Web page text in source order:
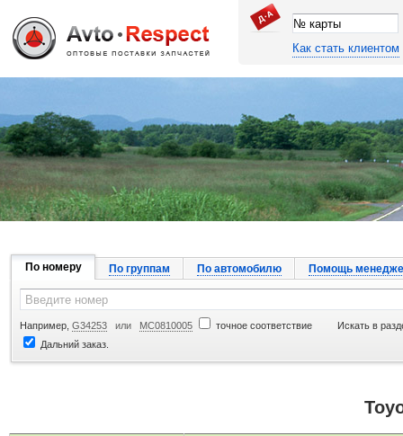
Джапан Авто
Как стать клиентом
По номеру По группам По автомобилю Помощь
Например, G34253 или MC0810005 точное соответствие
Искать в
Дальний заказ.